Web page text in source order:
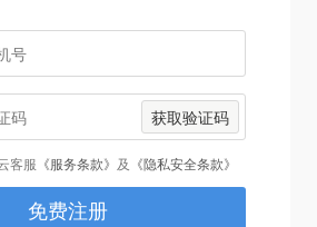
获取验证码
客服 《服务条款》 及 《隐私安全条款》
免费注册